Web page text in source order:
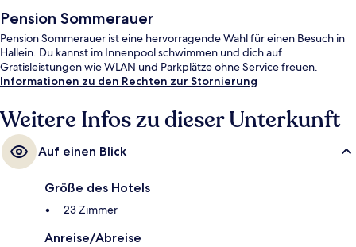
Pension Sommerauer
Pension Sommerauer ist eine hervorragende Wahl für einen Besuch in
Hallein. Du kannst im Innenpool schwimmen und dich auf
Gratisleistungen wie WLAN und Parkplätze ohne Service freuen.
Informationen zu den Rechten zur Stornierung
Weitere Infos zu dieser Unterkunft
Auf einen Blick
Größe des Hotels
23 Zimmer
Anreise/Abreise